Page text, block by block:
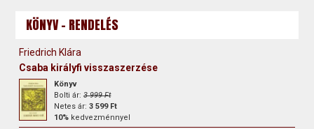
KÖNYV - RENDELÉS
Friedrich Klára
Csaba királyfi visszaszerzése
Könyv
Bolti ár:3 999 Ft
Netes ár:3 599 Ft
10% kedvezménnyel